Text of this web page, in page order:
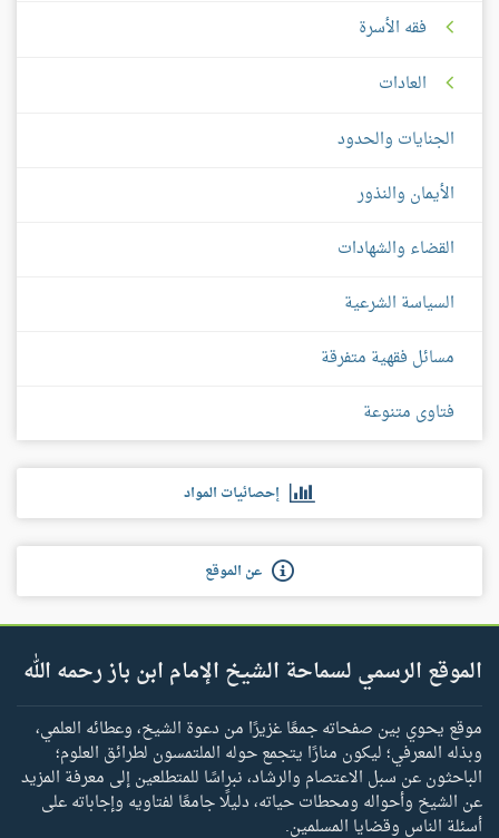
فقه الأسرة
العادات
الجنايات والحدود
الأيمان والنذور
القضاء والشهادات
السياسة الشرعية
مسائل فقهية متفرقة
فتاوى متنوعة
إحصائيات المواد
عن الموقع
الموقع الرسمي لسماحة الشيخ الإمام ابن باز رحمه الله
موقع يحوي بين صفحاته جمعًا غزيرًا من دعوة الشيخ، وعطائه العلمي،
وبذله المعرفي؛ ليكون منارًا يتجمع حوله الملتمسون لطرائق العلوم؛
الباحثون عن سبل الاعتصام والرشاد، نبراسًا للمتطلعين إلى معرفة المزيد
عن الشيخ وأحواله ومحطات حياته، دليلًا جامعًا لفتاويه وإجاباته على
أسئلة الناس وقضايا المسلمين.